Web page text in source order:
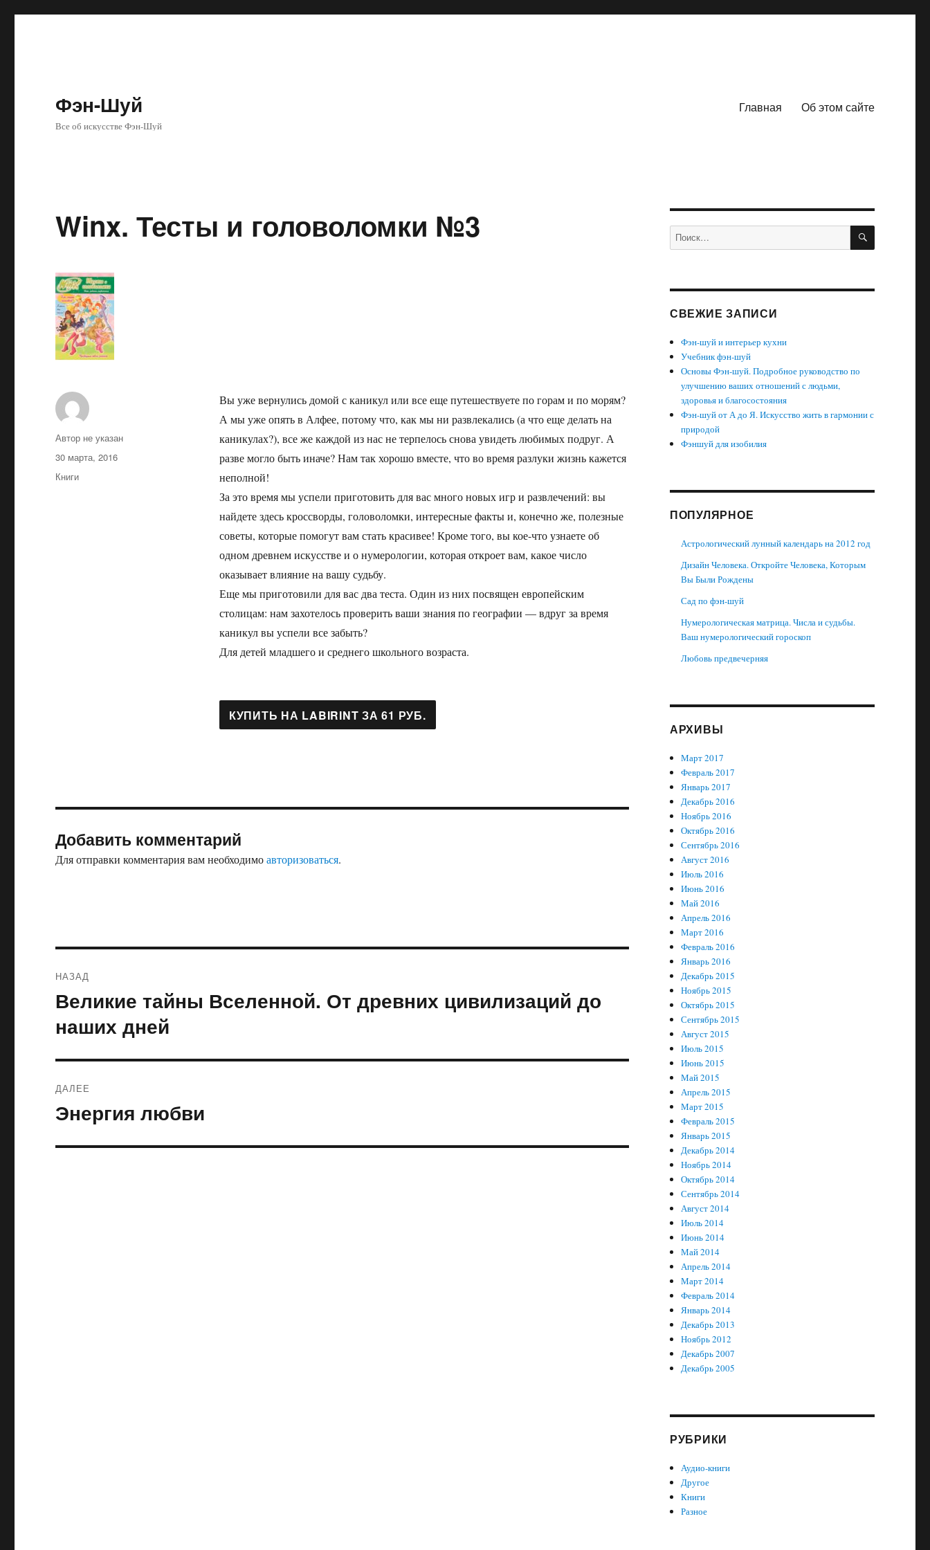
Фэн-Шуй
Все об искусстве Фэн-Шуй
Главная Об этом сайте
Winx. Тесты и головоломки №3
Вы уже вернулись домой с каникул или все еще путешествуете по горам и по морям?
А мы уже опять в Алфее, потому что, как мы ни развлекались (а что еще делать на
каникулах?), все же каждой из нас не терпелось снова увидеть любимых подруг. А
разве могло быть иначе? Нам так хорошо вместе, что во время разлуки жизнь кажется
неполной!
За это время мы успели приготовить для вас много новых игр и развлечений: вы
найдете здесь кроссворды, головоломки, интересные факты и, конечно же, полезные
советы, которые помогут вам стать красивее! Кроме того, вы кое-что узнаете об
одном древнем искусстве и о нумерологии, которая откроет вам, какое число
оказывает влияние на вашу судьбу.
Еще мы приготовили для вас два теста. Один из них посвящен европейским
столицам: нам захотелось проверить ваши знания по географии — вдруг за время
каникул вы успели все забыть?
Для детей младшего и среднего школьного возраста.
Автор
Автор не указан
Опубликовано
30 марта, 2016
Рубрики
Книги
Добавить комментарий
Для отправки комментария вам необходимоавторизоваться.
по
записям
НАЗАД
Предыдущая
Великие тайны Вселенной. От древних цивилизаций до
наших дней
ДАЛЕЕ
Следующая
Энергия любви
Искать: ПОИСК
СВЕЖИЕ ЗАПИСИ
Фэн-шуй и интерьер кухни
Учебник фэн-шуй
Основы Фэн-шуй. Подробное руководство по
улучшению ваших отношений с людьми,
здоровья и благосостояния
Фэн-шуй от А до Я. Искусство жить в гармонии с
природой
Фэншуй для изобилия
ПОПУЛЯРНОЕ
Астрологический лунный календарь на 2012 год
Дизайн Человека. Откройте Человека, Которым
Вы Были Рождены
Сад по фэн-шуй
Нумерологическая матрица. Числа и судьбы.
Ваш нумерологический гороскоп
Любовь предвечерняя
АРХИВЫ
Март 2017
Февраль 2017
Январь 2017
Декабрь 2016
Ноябрь 2016
Октябрь 2016
Сентябрь 2016
Август 2016
Июль 2016
Июнь 2016
Май 2016
Апрель 2016
Март 2016
Февраль 2016
Январь 2016
Декабрь 2015
Ноябрь 2015
Октябрь 2015
Сентябрь 2015
Август 2015
Июль 2015
Июнь 2015
Май 2015
Апрель 2015
Март 2015
Февраль 2015
Январь 2015
Декабрь 2014
Ноябрь 2014
Октябрь 2014
Сентябрь 2014
Август 2014
Июль 2014
Июнь 2014
Май 2014
Апрель 2014
Март 2014
Февраль 2014
Январь 2014
Декабрь 2013
Ноябрь 2012
Декабрь 2007
Декабрь 2005
РУБРИКИ
Аудио-книги
Другое
Книги
Разное